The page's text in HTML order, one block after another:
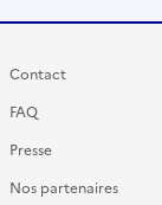
Contact
FAQ
Presse
Nos partenaires